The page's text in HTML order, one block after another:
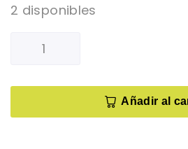
2 disponibles
Añadir al